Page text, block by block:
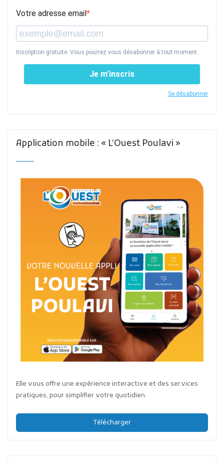
Votre adresse email
Inscription gratuite. Vous pourrez vous désabonner à tout moment.
Je m’inscris
Se désabonner
Application mobile : « L’Ouest Poulavi »
Elle vous offre une expérience interactive et des services
pratiques, pour simplifier votre quotidien.
Télécharger